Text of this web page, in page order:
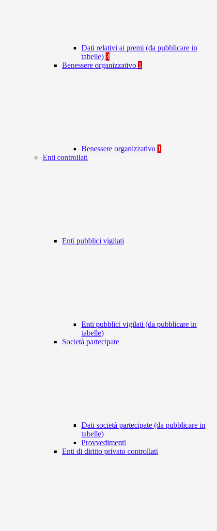
Dati relativi ai premi (da pubblicare in
tabelle) 3
Benessere organizzativo 1
Benessere organizzativo 1
Enti controllati
Enti pubblici vigilati
Enti pubblici vigilati (da pubblicare in
tabelle)
Società partecipate
Dati società partecipate (da pubblicare in
tabelle)
Provvedimenti
Enti di diritto privato controllati